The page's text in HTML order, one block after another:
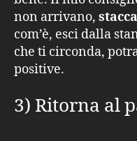
non arrivano,
com’è, esci dalla
che ti circonda,
positive.
3) Ritorna al